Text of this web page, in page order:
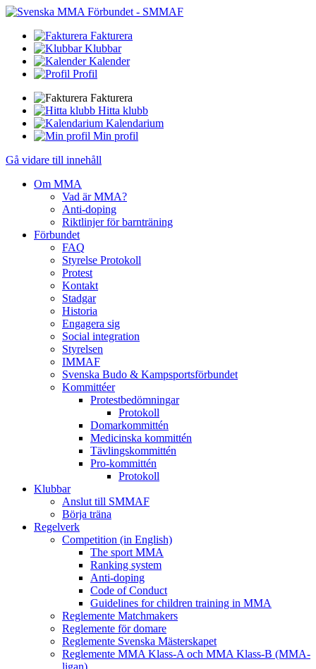
Fakturera
Klubbar
Kalender
Profil
Fakturera
Hitta klubb
Kalendarium
Min profil
Gå vidare till innehåll
Om MMA
Vad är MMA?
Anti-doping
Riktlinjer för barnträning
Förbundet
FAQ
Styrelse Protokoll
Protest
Kontakt
Stadgar
Historia
Engagera sig
Social integration
Styrelsen
IMMAF
Svenska Budo & Kampsportsförbundet
Kommittéer
Protestbedömningar
Protokoll
Domarkommittén
Medicinska kommittén
Tävlingskommittén
Pro-kommittén
Protokoll
Klubbar
Anslut till SMMAF
Börja träna
Regelverk
Competition (in English)
The sport MMA
Ranking system
Anti-doping
Code of Conduct
Guidelines for children training in MMA
Reglemente Matchmakers
Reglemente för domare
Reglemente Svenska Mästerskapet
Reglemente MMA Klass-A och MMA Klass-B (MMA-
ligan)